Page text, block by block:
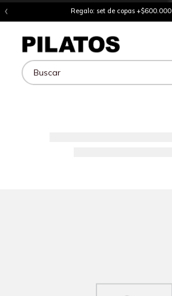
‹ Regalo: set de copas +$600.000
Buscar